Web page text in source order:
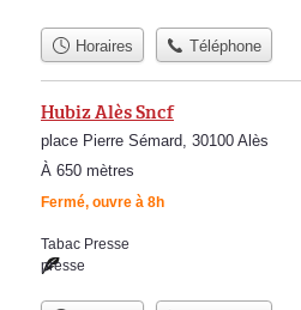
Horaires Téléphone
Hubiz Alès Sncf
place Pierre Sémard, 30100 Alès
À 650 mètres
Fermé, ouvre à 8h
Tabac Presse
presse